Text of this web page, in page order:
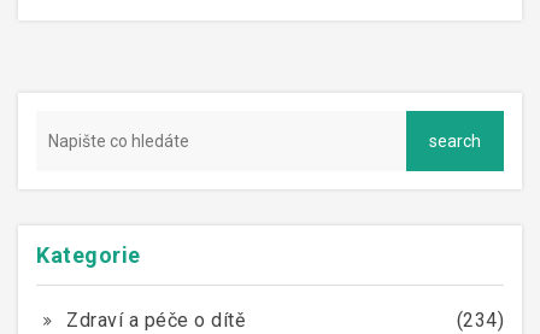
Kategorie
Zdraví a péče o dítě
(234)